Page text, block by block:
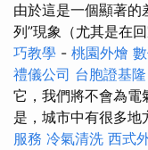
由於這是一個顯著的
列”現象（尤其是在
巧教學 - 桃園外燴
禮儀公司 台胞證基隆
它，我們將不會為電
是，城市中有很多地
服務 冷氣清洗 西式